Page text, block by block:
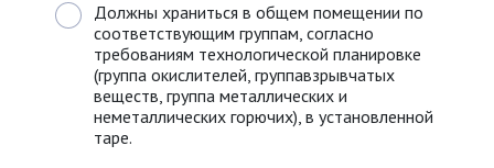
Должны храниться в общем помещении по
соответствующим группам, согласно
требованиям технологической планировке
(группа окислителей, группавзрывчатых
веществ, группа металлических и
неметаллических горючих), в установленной
таре.